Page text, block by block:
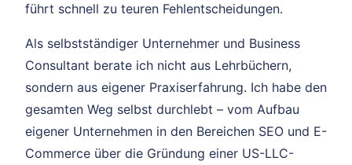
führt schnell zu teuren Fehlentscheidungen.
Als selbstständiger Unternehmer und Business
Consultant berate ich nicht aus Lehrbüchern,
sondern aus eigener Praxiserfahrung. Ich habe den
gesamten Weg selbst durchlebt – vom Aufbau
eigener Unternehmen in den Bereichen SEO und E-
Commerce über die Gründung einer US-LLC-